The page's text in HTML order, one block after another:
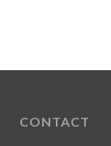
CONTACT